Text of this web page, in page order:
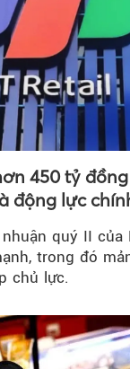
450 tỷ
động lực
quý II của
trong đó
chủ lực.